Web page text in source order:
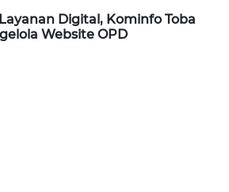
Digital, Kominfo Toba
Website OPD